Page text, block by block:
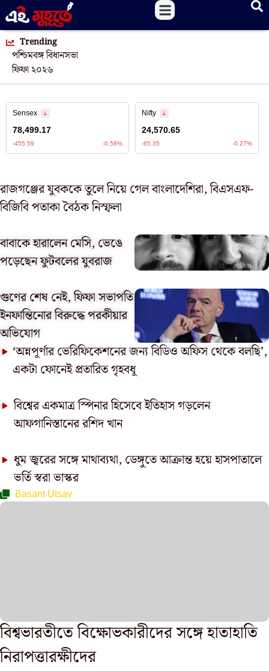
Trending
পশ্চিমবঙ্গ বিধানসভা
ফিফা ২০২৬
রাজগঞ্জের যুবককে তুলে নিয়ে গেল বাংলাদেশিরা, বিএসএফ-
বিজিবি পতাকা বৈঠক নিস্ফলা
বাবাকে হারালেন মেসি, ভেঙে
পড়েছেন ফুটবলের যুবরাজ
গুণের শেষ নেই, ফিফা সভাপতি
ইনফান্তিনোর বিরুদ্ধে পরকীয়ার
অভিযোগ
‘অন্নপূর্ণার ভেরিফিকেশনের জন্য বিডিও অফিস থেকে বলছি’,
একটা ফোনেই প্রতারিত গৃহবধূ
বিশ্বের একমাত্র স্পিনার হিসেবে ইতিহাস গড়লেন
আফগানিস্তানের রশিদ খান
ধুম জ্বরের সঙ্গে মাথাব্যথা, ডেঙ্গুতে আক্রান্ত হয়ে হাসপাতালে
ভর্তি স্বরা ভাস্কর
Basant Utsav
বিশ্বভারতীতে বিক্ষোভকারীদের সঙ্গে হাতাহাতি
নিরাপত্তারক্ষীদের